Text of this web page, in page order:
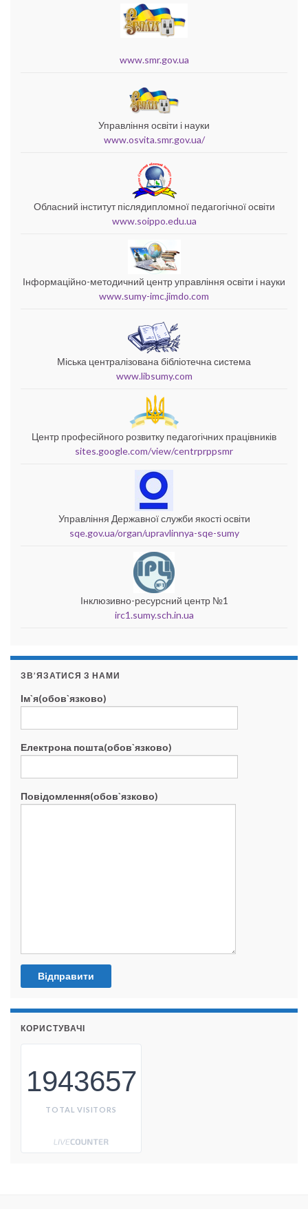
www.smr.gov.ua
Управління освіти і науки
www.osvita.smr.gov.ua/
Обласний інститут післядипломної педагогічної освіти
www.soippo.edu.ua
Інформаційно-методичний центр управління освіти і науки
www.sumy-imc.jimdo.com
Міська централізована бібліотечна система
www.libsumy.com
Центр професійного розвитку педагогічних працівників
sites.google.com/view/centrprppsmr
Управління Державної служби якості освіти
sqe.gov.ua/organ/upravlinnya-sqe-sumy
Інклюзивно-ресурсний центр №1
irc1.sumy.sch.in.ua
ЗВ’ЯЗАТИСЯ З НАМИ
Ім`я(обов`язково)
Електрона пошта(обов`язково)
Повідомлення(обов`язково)
КОРИСТУВАЧІ
1943657
TOTAL VISITORS